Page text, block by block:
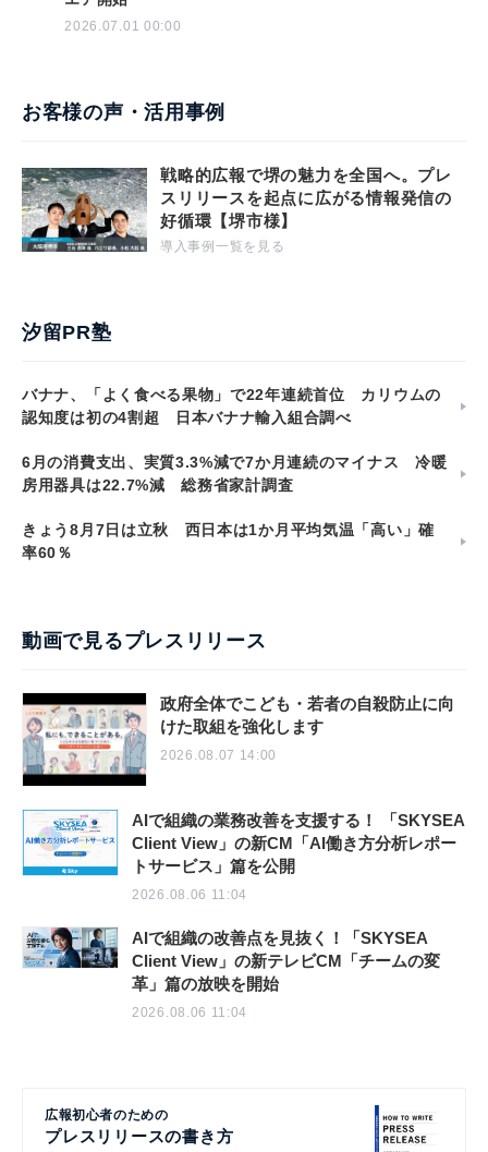
2026.07.01 00:00
お客様の声・活用事例
戦略的広報で堺の魅力を全国へ。プレ
スリリースを起点に広がる情報発信の
好循環【堺市様】
導入事例一覧を見る
汐留PR塾
バナナ、「よく食べる果物」で22年連続首位 カリウムの
認知度は初の4割超 日本バナナ輸入組合調べ
6月の消費支出、実質3.3%減で7か月連続のマイナス 冷暖
房用器具は22.7%減 総務省家計調査
きょう8月7日は立秋 西日本は1か月平均気温「高い」確
率60％
動画で見るプレスリリース
政府全体でこども・若者の自殺防止に向
けた取組を強化します
2026.08.07 14:00
AIで組織の業務改善を支援する！ 「SKYSEA
Client View」の新CM「AI働き方分析レポー
トサービス」篇を公開
2026.08.06 11:04
AIで組織の改善点を見抜く！「SKYSEA
Client View」の新テレビCM「チームの変
革」篇の放映を開始
2026.08.06 11:04
広報初心者のための
プレスリリースの書き方